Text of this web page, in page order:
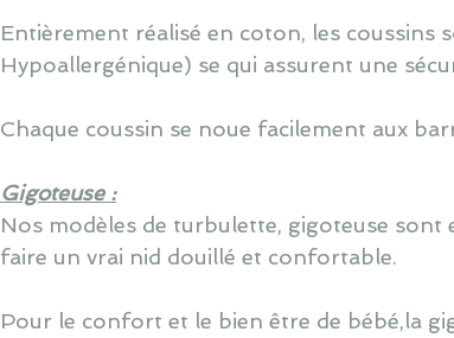
Entièrement réalisé en coton, les
Hypoallergénique) se qui assurent une
Chaque coussin se noue facilement aux
Gigoteuse :
Nos modèles de turbulette, gigoteuse
faire un vrai nid douillé et confortable.
Pour le confort et le bien être de bébé,la